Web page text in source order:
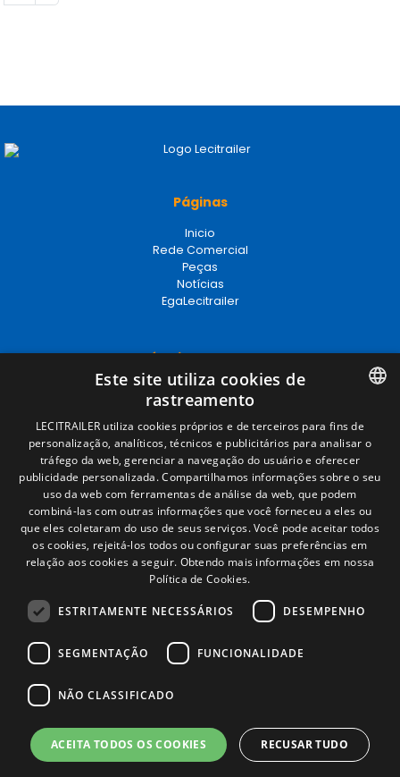
Páginas
Inicio
Rede Comercial
Peças
Notícias
EgaLecitrailer
Términos legales
Aviso legal
Política de privacidade
Política de cookies
Condições Gerais de Venda
Gerenciar cookies
Contacto
Camino de los Huertos, S/N. Apdo 100
50620 - Casetas (Zaragoza) SPAIN
+(34) 976 462 121
© Lecitrailer S.A. 2026
SPANISH
ENGLISH
FRENCH
ITALIAN
PORTUGUESE
Este site utiliza cookies de
rastreamento
LECITRAILER utiliza cookies próprios e de terceiros para fins de
personalização, analíticos, técnicos e publicitários para analisar o
tráfego da web, gerenciar a navegação do usuário e oferecer
publicidade personalizada. Compartilhamos informações sobre o seu
uso da web com ferramentas de análise da web, que podem
combiná-las com outras informações que você forneceu a eles ou
que eles coletaram do uso de seus serviços. Você pode aceitar todos
os cookies, rejeitá-los todos ou configurar suas preferências em
relação aos cookies a seguir. Obtendo mais informações em nossa
Política de Cookies.
ESTRITAMENTE NECESSÁRIOS DESEMPENHO
SEGMENTAÇÃO FUNCIONALIDADE
NÃO CLASSIFICADO
ACEITA TODOS OS COOKIES RECUSAR TUDO